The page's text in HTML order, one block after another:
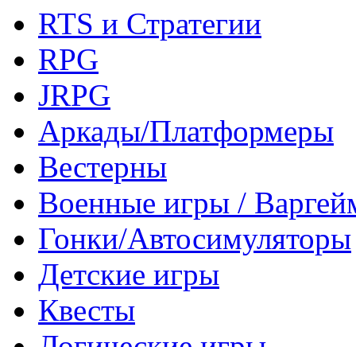
RTS и Стратегии
RPG
JRPG
Аркады/Платформеры
Вестерны
Военные игры /
Гонки/Автосимуляторы
Детские игры
Квесты